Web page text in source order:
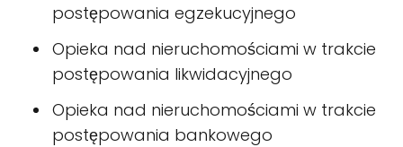
postępowania egzekucyjnego
Opieka nad nieruchomościami w trakcie
postępowania likwidacyjnego
Opieka nad nieruchomościami w trakcie
postępowania bankowego